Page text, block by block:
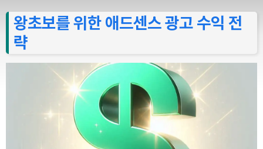
왕초보를 위한 애드센스 광고 수익 전
략